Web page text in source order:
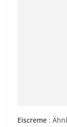
Eiscreme :